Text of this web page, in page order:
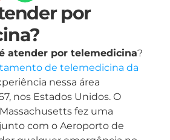
por
atender por telemedicina?
de telemedicina da
nessa área
nos Estados Unidos. O
fez uma
com o Aeroporto de